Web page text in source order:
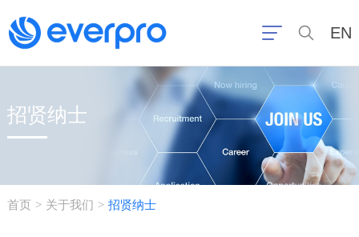
EN
招贤纳士
首页 > 关于我们 > 招贤纳士